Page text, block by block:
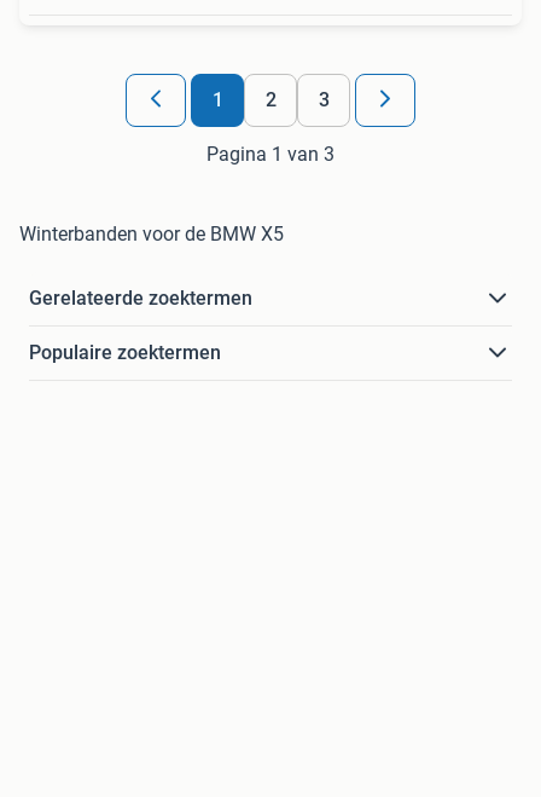
1 2 3
Pagina 1 van 3
Winterbanden voor de BMW X5
Gerelateerde zoektermen
Populaire zoektermen